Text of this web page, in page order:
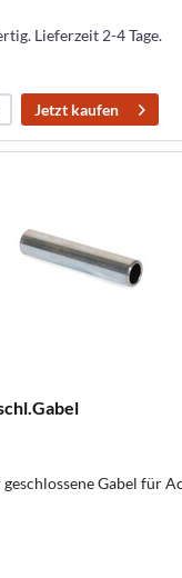
Lieferzeit 2-4 Tage.
Jetzt kaufen
Gabel für